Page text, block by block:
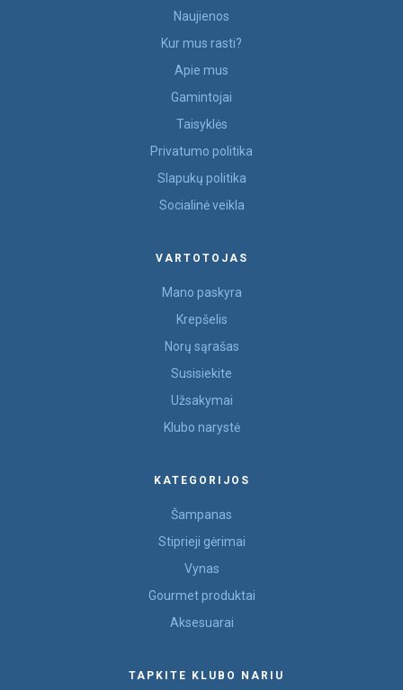
Naujienos
Kur mus rasti?
Apie mus
Gamintojai
Taisyklės
Privatumo politika
Slapukų politika
Socialinė veikla
VARTOTOJAS
Mano paskyra
Krepšelis
Norų sąrašas
Susisiekite
Užsakymai
Klubo narystė
KATEGORIJOS
Šampanas
Stiprieji gėrimai
Vynas
Gourmet produktai
Aksesuarai
TAPKITE KLUBO NARIU